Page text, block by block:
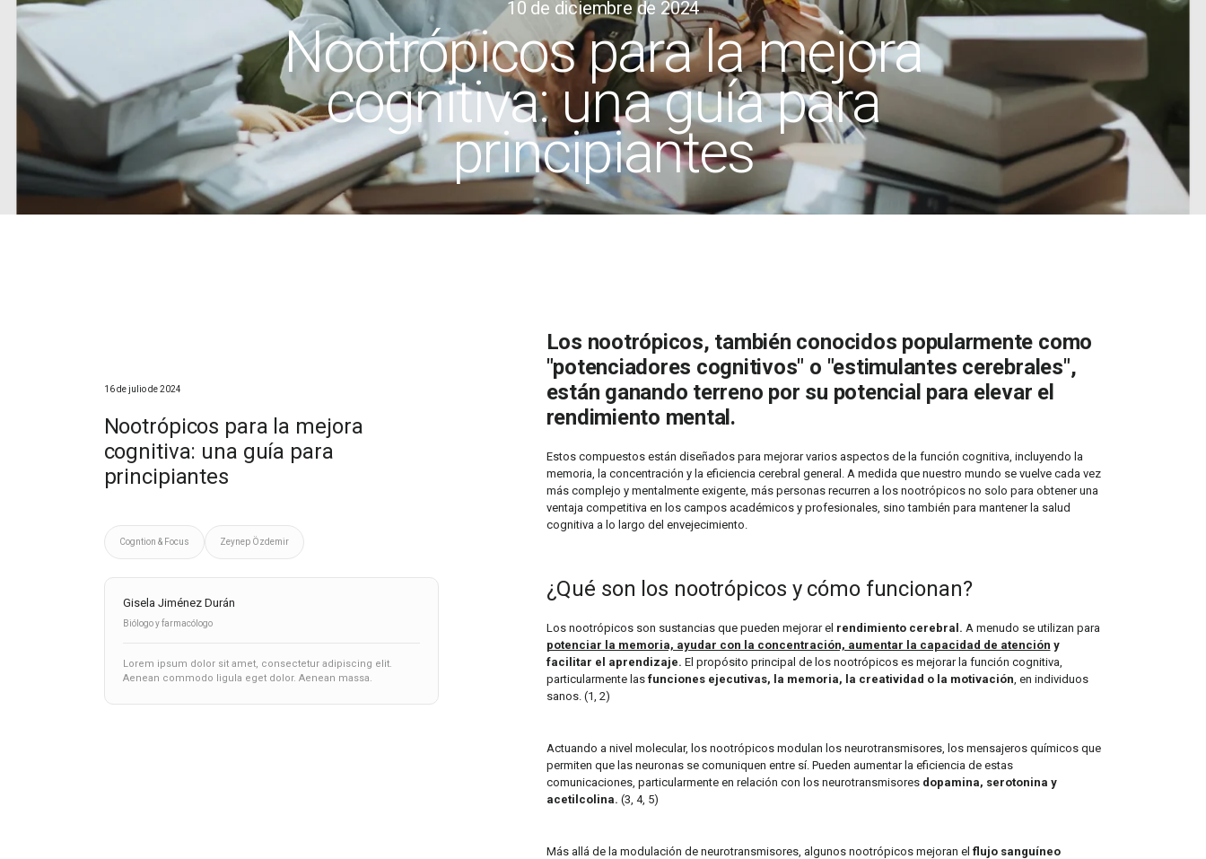
10 de diciembre de 2024
Nootrópicos para la mejora
cognitiva: una guía para
principiantes
16 de julio de 2024
Nootrópicos para la mejora
cognitiva: una guía para
principiantes
Cogntion & Focus Zeynep Özdemir
Gisela Jiménez Durán
Biólogo y farmacólogo
Lorem ipsum dolor sit amet, consectetur adipiscing elit.
Aenean commodo ligula eget dolor. Aenean massa.
Los nootrópicos, también conocidos popularmente como
"potenciadores cognitivos" o "estimulantes cerebrales",
están ganando terreno por su potencial para elevar el
rendimiento mental.
Estos compuestos están diseñados para mejorar varios aspectos de la función cognitiva, incluyendo la
memoria, la concentración y la eficiencia cerebral general. A medida que nuestro mundo se vuelve cada vez
más complejo y mentalmente exigente, más personas recurren a los nootrópicos no solo para obtener una
ventaja competitiva en los campos académicos y profesionales, sino también para mantener la salud
cognitiva a lo largo del envejecimiento.
¿Qué son los nootrópicos y cómo funcionan?
Los nootrópicos son sustancias que pueden mejorar el rendimiento cerebral. A menudo se utilizan para
potenciar la memoria, ayudar con la concentración, aumentar la capacidad de atención y
facilitar el aprendizaje. El propósito principal de los nootrópicos es mejorar la función cognitiva,
particularmente las funciones ejecutivas, la memoria, la creatividad o la motivación, en individuos
sanos. (1, 2)
Actuando a nivel molecular, los nootrópicos modulan los neurotransmisores, los mensajeros químicos que
permiten que las neuronas se comuniquen entre sí. Pueden aumentar la eficiencia de estas
comunicaciones, particularmente en relación con los neurotransmisores dopamina, serotonina y
acetilcolina. (3, 4, 5)
Más allá de la modulación de neurotransmisores, algunos nootrópicos mejoran el flujo sanguíneo